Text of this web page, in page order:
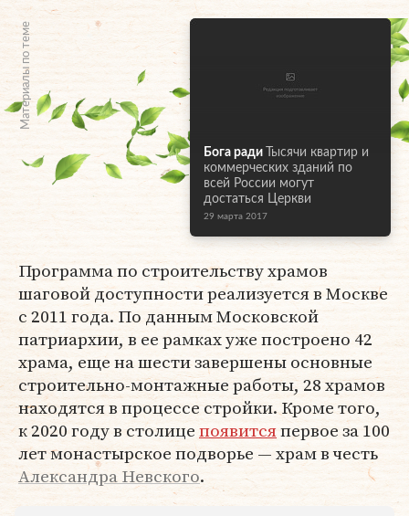
Материалы по теме
Бога ради
Тысячи квартир и
коммерческих зданий по
всей России могут
достаться Церкви
29 марта 2017
Программа по строительству храмов
шаговой доступности реализуется в Москве
с 2011 года. По данным Московской
патриархии, в ее рамках уже построено 42
храма, еще на шести завершены основные
строительно-монтажные работы, 28 храмов
находятся в процессе стройки. Кроме того,
к 2020 году в столицепоявитсяпервое за 100
лет монастырское подворье — храм в честь
Александра Невского.